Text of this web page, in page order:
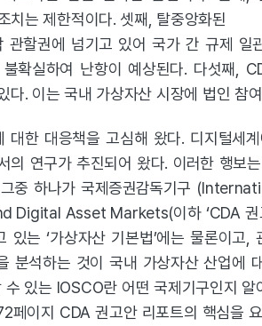
치는 제한적이다. 셋째, 탈중앙화된
관할권에 넘기고 있어 국가 간 규제 일
확실하여 난항이 예상된다. 다섯째,
다. 이는 국내 가상자산 시장에 법인 참
한 대응책을 고심해 왔다. 디지털세
의 연구가 추진되어 왔다. 이러한 행보
중 하나가 국제증권감독기구
Digital Asset Markets(이하 ‘CDA 권
는 ‘가상자산 기본법’에는 물론이
석하는 것이 국내 가상자산 산업에
있는 IOSCO란 어떤 국제기구인지
이지 CDA 권고안 리포트의 핵심을